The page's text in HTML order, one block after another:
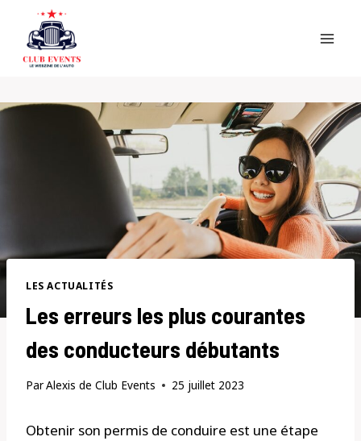
content
LES ACTUALITÉS
Les erreurs les plus courantes
des conducteurs débutants
ParAlexis de Club Events 25 juillet 2023
Obtenir son permis de conduire est une étape